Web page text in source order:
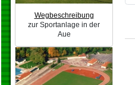
Wegbeschreibung
zur Sportanlage in der
Aue